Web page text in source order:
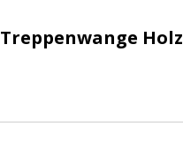
Treppenwange Holz